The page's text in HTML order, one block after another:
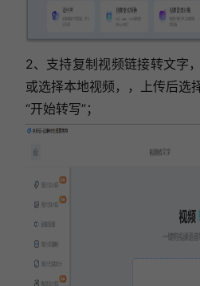
2、 支持复制视频链接转文字，
或选择本地视频，，
上传后选
“开始转写”；